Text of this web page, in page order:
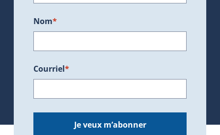
Nom*
Courriel*
Je veux m’abonner